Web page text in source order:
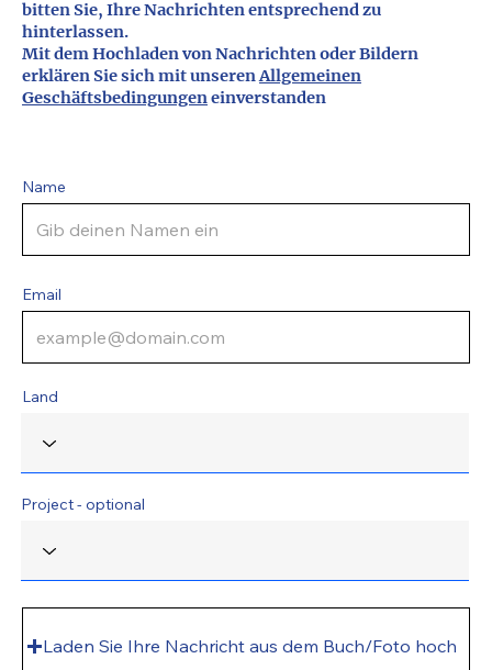
bitten Sie, Ihre Nachrichten entsprechend zu
hinterlassen.
Mit dem Hochladen von Nachrichten oder Bildern
erklären Sie sich mit unserenAllgemeinen
Geschäftsbedingungeneinverstanden
Laden Sie Ihre Nachricht aus dem Buch/Foto hoch
Land
Email
Name
Project - optional